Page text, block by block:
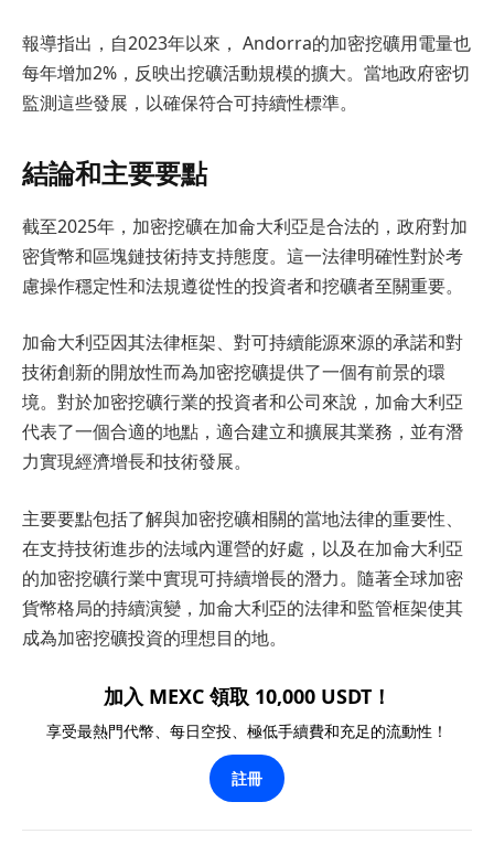
報導指出，自2023年以來， Andorra的加密挖礦用電量也
每年增加2%，反映出挖礦活動規模的擴大。當地政府密切
監測這些發展，以確保符合可持續性標準。
結論和主要要點
截至2025年，加密挖礦在加侖大利亞是合法的，政府對加
密貨幣和區塊鏈技術持支持態度。這一法律明確性對於考
慮操作穩定性和法規遵從性的投資者和挖礦者至關重要。
加侖大利亞因其法律框架、對可持續能源來源的承諾和對
技術創新的開放性而為加密挖礦提供了一個有前景的環
境。對於加密挖礦行業的投資者和公司來說，加侖大利亞
代表了一個合適的地點，適合建立和擴展其業務，並有潛
力實現經濟增長和技術發展。
主要要點包括了解與加密挖礦相關的當地法律的重要性、
在支持技術進步的法域內運營的好處，以及在加侖大利亞
的加密挖礦行業中實現可持續增長的潛力。隨著全球加密
貨幣格局的持續演變，加侖大利亞的法律和監管框架使其
成為加密挖礦投資的理想目的地。
加入 MEXC 領取 10,000 USDT！
享受最熱門代幣、每日空投、極低手續費和充足的流動性！
註冊